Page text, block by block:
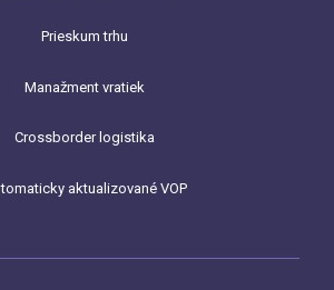
Prieskum trhu
Manažment vratiek
Crossborder logistika
aktualizované VOP